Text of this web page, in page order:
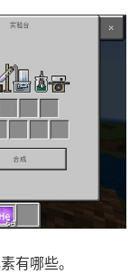
有哪些。